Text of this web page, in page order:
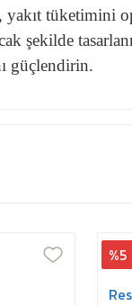
yakıt tüketimini
şekilde
güçlendirin.
%5